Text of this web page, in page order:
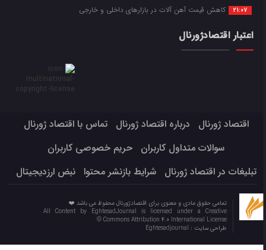
21:07 کاهش قیمت آهن آلات در بازارهای داخلی و خارجی
اعتبار اقتصادژورنال
اقتصاد ژورنال درباره اقتصاد ژورنال
تماس با اقتصاد ژورنال
سوالات متداول کاربران
حریم خصوصی کاربران
تبلیغات در اقتصاد ژورنال
شرایط بازنشر محتوا نبض ارزدیجیتال
تمامی حقوق مادی و معنوی برای اقتصادژورنال محفوظ می باشد ❤️
All Content by EghtesadJournal is licensed under a Creative
Commons Attribution 4.0 International License ©️
طراحی سایت :